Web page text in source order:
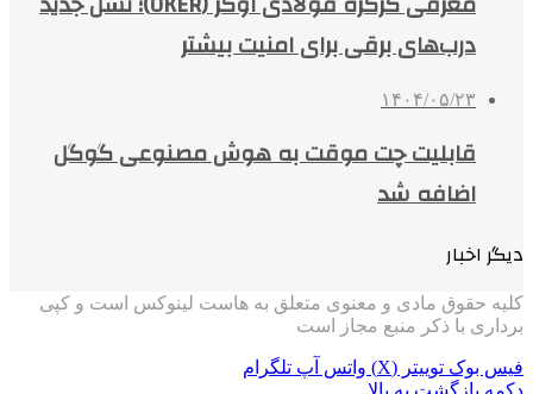
درب‌های برقی برای امنیت بیشتر
۱۴۰۴/۰۵/۲۳
قابلیت چت موقت به هوش مصنوعی گوگل
اضافه شد
دیگر اخبار
کلیه حقوق مادی و معنوی متعلق به هاست لینوکس است و کپی
برداری با ذکر منبع مجاز است
فیس بوک توییتر (X) واتس آپ تلگرام
دکمه بازگشت به بالا